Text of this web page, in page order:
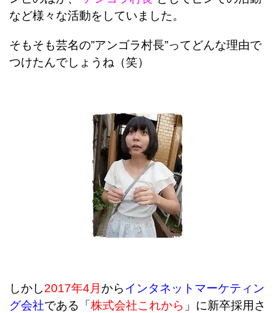
など様々な活動をしていました。
そもそも芸名の”アンゴラ村長”ってどんな理由で
つけたんでしょうね（笑）
しかし2017年4月 からインタネットマーケティン
グ会社である「 株式会社これから 」に新卒採用さ